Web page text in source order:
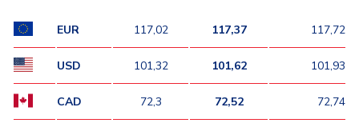
EUR 117,02 117,37 117,72
USD 101,32 101,62 101,93
CAD 72,3 72,52 72,74